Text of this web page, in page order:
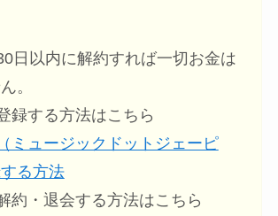
日以内に解約すれば一切お金は
。
録する方法はこちら
ミュージックドットジェーピ
る方法
約・退会する方法はこちら